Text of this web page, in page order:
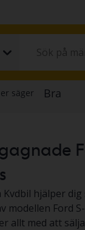
Kvdbil hjälper
modellen Ford
allt med att